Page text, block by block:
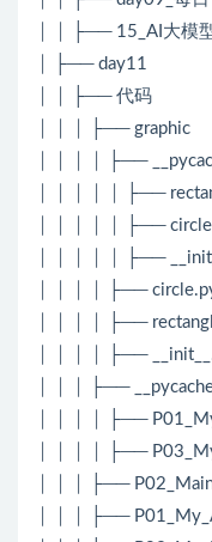
│ │ ├── 15_AI大模
│ ├── day11
│ │ ├── 代码
│ │ │ ├── graphic
│ │ │ │ ├──
│ │ │ │ │ ├──
│ │ │ │ │ ├──
│ │ │ │ │ ├──
│ │ │ │ ├──
│ │ │ │ ├──
│ │ │ │ ├──
│ │ │ ├──
│ │ │ │ ├──
│ │ │ │ ├──
│ │ │ ├──
│ │ │ ├──